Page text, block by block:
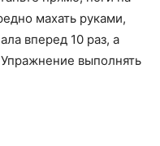
махать руками,
вперед 10 раз, а
выполнять